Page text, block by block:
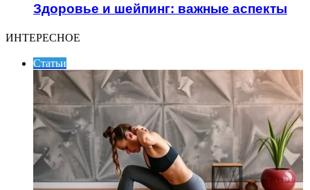
Здоровье и шейпинг: важные аспекты
ИНТЕРЕСНОЕ
Статьи